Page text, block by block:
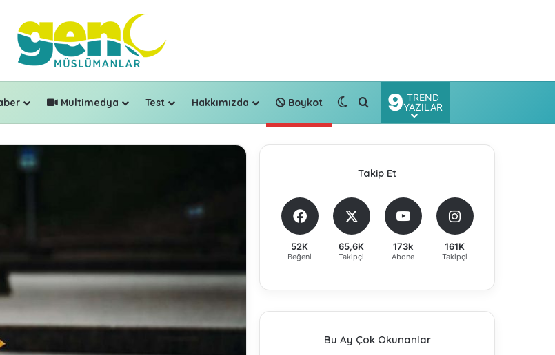
Multimedya Test Hakkımızda Boykot Dış görünümü değiştir
Arama yap ...
9 TREND
YAZILAR
Takip Et
52K
Beğeni
65,6K
Takipçi
173k
Abone
161K
Takipçi
Bu Ay Çok Okunanlar